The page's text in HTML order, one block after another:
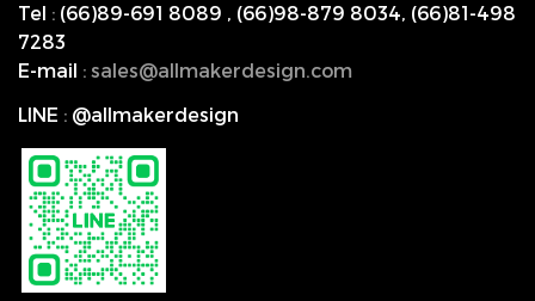
Tel : (66)89-691 8089 , (66)98-879 8034, (66)81-498
7283
E-mail : sales@allmakerdesign.com
LINE : @allmakerdesign